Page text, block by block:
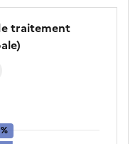
de
traitement